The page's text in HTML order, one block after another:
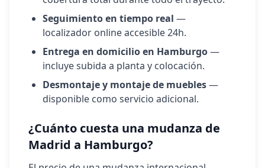
Seguimiento en tiempo real —
localizador online accesible 24h.
Entrega en domicilio en Hamburgo—
incluye subida a planta y colocación.
Desmontaje y montaje de muebles—
disponible como servicio adicional.
¿Cuánto cuesta una mudanza de
Madrid a Hamburgo?